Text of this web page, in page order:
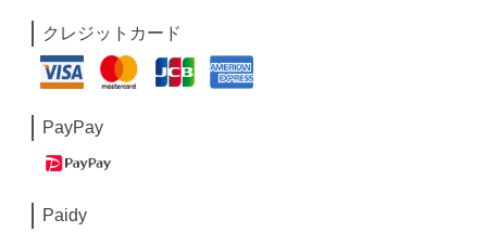
クレジットカード
PayPay
Paidy